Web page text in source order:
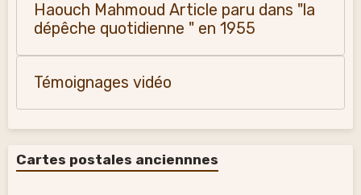
Haouch Mahmoud Article paru dans "la
dépêche quotidienne " en 1955
Témoignages vidéo
Cartes postales anciennnes